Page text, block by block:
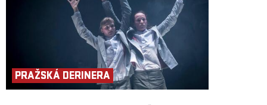
PRAŽSKÁ DERINERA